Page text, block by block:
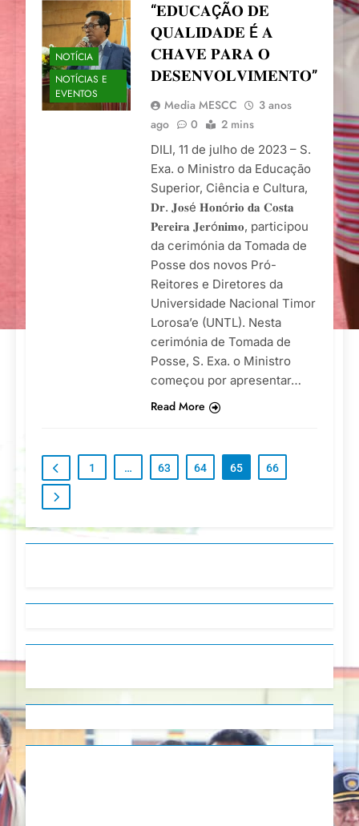
NOTÍCIA
NOTÍCIAS E
EVENTOS
“𝐄𝐃𝐔𝐂𝐀ÇÃ𝐎 𝐃𝐄
𝐐𝐔𝐀𝐋𝐈𝐃𝐀𝐃𝐄 É 𝐀
𝐂𝐇𝐀𝐕𝐄 𝐏𝐀𝐑𝐀 𝐎
𝐃𝐄𝐒𝐄𝐍𝐕𝐎𝐋𝐕𝐈𝐌𝐄𝐍𝐓𝐎”
Media MESCC
3 anos
ago
0 2 mins
DILI, 11 de julho de 2023 – S.
Exa. o Ministro da Educação
Superior, Ciência e Cultura,
𝐃𝐫. 𝐉𝐨𝐬é 𝐇𝐨𝐧ó𝐫𝐢𝐨 𝐝𝐚 𝐂𝐨𝐬𝐭𝐚
𝐏𝐞𝐫𝐞𝐢𝐫𝐚 𝐉𝐞𝐫ó𝐧𝐢𝐦𝐨, participou
da cerimónia da Tomada de
Posse dos novos Pró-
Reitores e Diretores da
Universidade Nacional Timor
Lorosa’e (UNTL). Nesta
cerimónia de Tomada de
Posse, S. Exa. o Ministro
começou por apresentar…
Read More
1 … 63 64 65 66